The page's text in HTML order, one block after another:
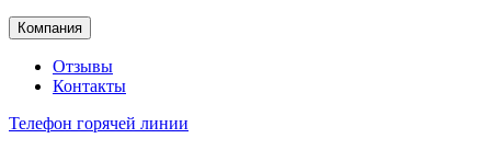
Компания
Отзывы
Контакты
Телефон горячей линии